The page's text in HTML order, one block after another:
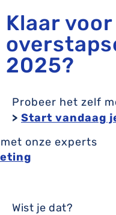
Klaar
2025?
Probeer het zelf
> Start vandaag
onze experts
Wist je dat?